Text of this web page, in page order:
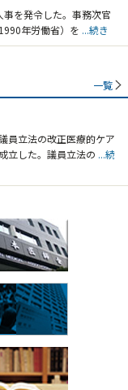
を発令した。事務次官
年労働省）を ...続き
一覧
員立法の改正医療的ケア
立した。議員立法の ...続